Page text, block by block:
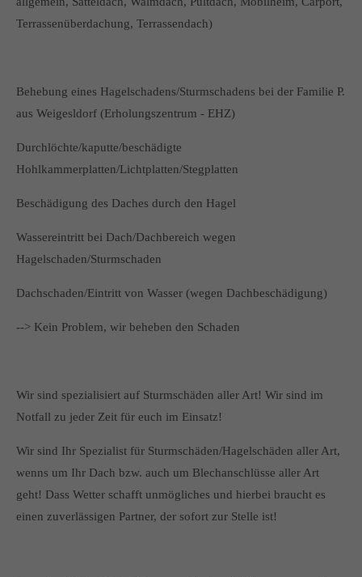
Terrassenüberdachung, Terrassendach)
Behebung eines Hagelschadens/Sturmschadens bei der Familie P.
aus Weigesldorf (Erholungszentrum - EHZ)
Durchlöchte/kaputte/beschädigte
Hohlkammerplatten/Lichtplatten/Stegplatten
Beschädigung des Daches durch den Hagel
Wassereintritt bei Dach/Dachbereich wegen
Hagelschaden/Sturmschaden
Dachschaden/Eintritt von Wasser (wegen Dachbeschädigung)
--> Kein Problem, wir beheben den Schaden
Wir sind spezialisiert auf Sturmschäden aller Art! Wir sind im
Notfall zu jeder Zeit für euch im Einsatz!
Wir sind Ihr Spezialist für Sturmschäden/Hagelschäden aller Art,
wenns um Ihr Dach bzw. auch um Blechanschlüsse aller Art
geht! Dass Wetter schafft unmögliches und hierbei braucht es
einen zuverlässigen Partner, der sofort zur Stelle ist!